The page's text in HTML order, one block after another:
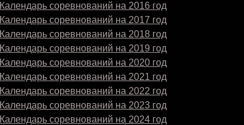
Календарь соревнований на 2016 год
Календарь соревнований на 2017 год
Календарь соревнований на 2018 год
Календарь соревнований на 2019 год
Календарь соревнований на 2020 год
Календарь соревнований на 2021 год
Календарь соревнований на 2022 год
Календарь соревнований на 2023 год
Календарь соревнований на 2024 год